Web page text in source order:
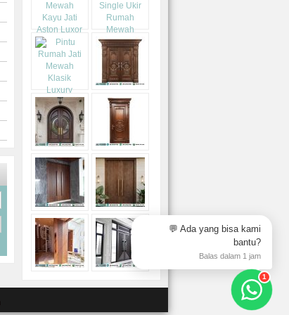
💬 Ada yang bisa kami
bantu?
Balas dalam 1 jam
1